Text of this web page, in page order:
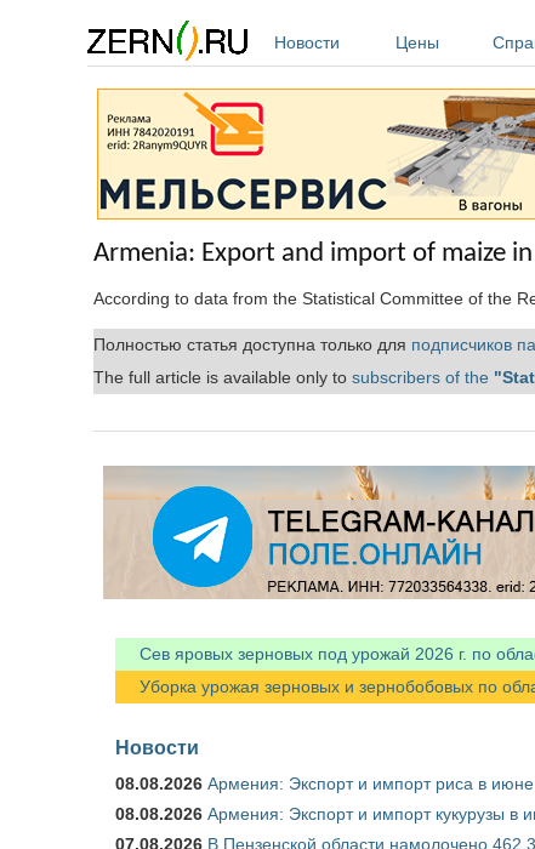
Новости
Цены
Armenia: Export and import of maize
According to data from the Statistical Committee of the
Полностью статья доступна только для подписчиков
The full article is available only to subscribers of the
Сев яровых зерновых под урожай 2026 г. по
Уборка урожая зерновых и зернобобовых по
Новости
08.08.2026 Армения: Экспорт и импорт риса в июне
08.08.2026 Армения: Экспорт и импорт кукурузы в
07.08.2026 В Пензенской области намолочено